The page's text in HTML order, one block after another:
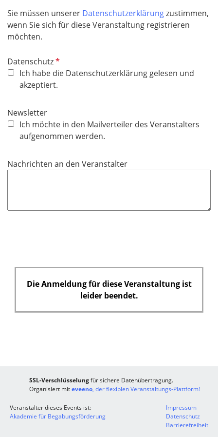
c
h
t
e
l
d
Sie müssen unserer Datenschutzerklärungzustimmen,
wenn Sie sich für diese Veranstaltung registrieren
möchten.
DatenschutzP
f
l
h
t
f
l
Ich habe die Datenschutzerklärung gelesen und
akzeptiert.
Newsletter
Ich möchte in den Mailverteiler des Veranstalters
aufgenommen werden.
Nachrichten an den Veranstalter
Die Anmeldung für diese Veranstaltung ist
leider beendet.
SSL-Verschlüsselungfür sichere Datenübertragung.
Organisiert miteveeno, der flexiblen Veranstaltungs-Plattform!
Veranstalter dieses Events ist:
Akademie für Begabungsförderung
Impressum
Datenschutz
Barrierefreiheit